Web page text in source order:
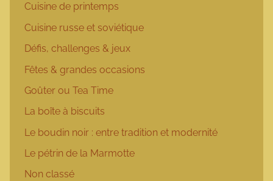
Cuisine de printemps
Cuisine russe et soviétique
Défis, challenges & jeux
Fêtes & grandes occasions
Goûter ou Tea Time
La boîte à biscuits
Le boudin noir : entre tradition et modernité
Le pétrin de la Marmotte
Non classé